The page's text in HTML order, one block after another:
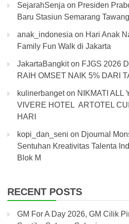
SejarahSenja on Presiden
Baru Stasiun Semarang Tawang
anak_indonesia on Hari Anak
Family Fun Walk di Jakarta
JakartaBangkiton FJGS 2026
RAIH OMSET NAIK 5% DARI
kulinerbangeton NIKMATI ALL
VIVERE HOTEL ARTOTEL
HARI
kopi_dan_seni on Djournal
Sentuhan Kreativitas Talenta
Blok M
RECENT POSTS
GM For A Day 2026, GM Cilik